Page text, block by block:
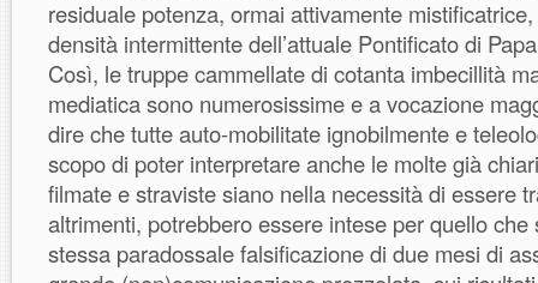
residuale potenza, ormai attivamente mistificatrice,
densità intermittente dell’attuale Pontificato di
Così, le truppe cammellate di cotanta imbecillità
mediatica sono numerosissime e a vocazione
dire che tutte auto-mobilitate ignobilmente e
scopo di poter interpretare anche le molte già
filmate e straviste siano nella necessità di essere
altrimenti, potrebbero essere intese per quello
stessa paradossale falsificazione di due mesi di